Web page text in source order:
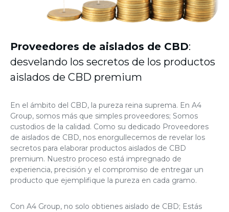
Proveedores de aislados de CBD:
desvelando los secretos de los productos
aislados de CBD premium
En el ámbito del CBD, la pureza reina suprema. En A4
Group, somos más que simples proveedores; Somos
custodios de la calidad. Como su dedicado Proveedores
de aislados de CBD, nos enorgullecemos de revelar los
secretos para elaborar productos aislados de CBD
premium. Nuestro proceso está impregnado de
experiencia, precisión y el compromiso de entregar un
producto que ejemplifique la pureza en cada gramo.
Con A4 Group, no solo obtienes aislado de CBD; Estás